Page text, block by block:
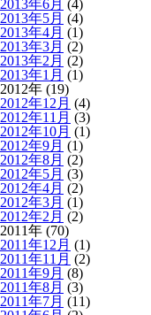
2013年6月 (4)
2013年5月 (4)
2013年4月 (1)
2013年3月 (2)
2013年2月 (2)
2013年1月 (1)
2012年 (19)
2012年12月 (4)
2012年11月 (3)
2012年10月 (1)
2012年9月 (1)
2012年8月 (2)
2012年5月 (3)
2012年4月 (2)
2012年3月 (1)
2012年2月 (2)
2011年 (70)
2011年12月 (1)
2011年11月 (2)
2011年9月 (8)
2011年8月 (3)
2011年7月 (11)